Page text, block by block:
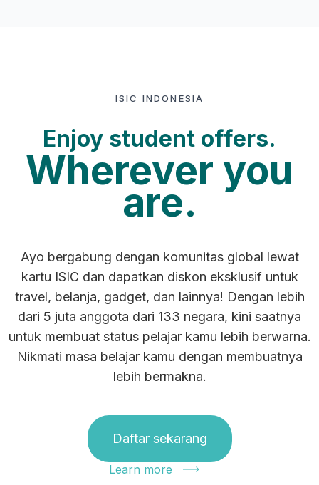
ISIC INDONESIA
Enjoy student offers.
Wherever you
are.
Ayo bergabung dengan komunitas global lewat
kartu ISIC dan dapatkan diskon eksklusif untuk
travel, belanja, gadget, dan lainnya! Dengan lebih
dari 5 juta anggota dari 133 negara, kini saatnya
untuk membuat status pelajar kamu lebih berwarna.
Nikmati masa belajar kamu dengan membuatnya
lebih bermakna.
Daftar sekarang
Learn more